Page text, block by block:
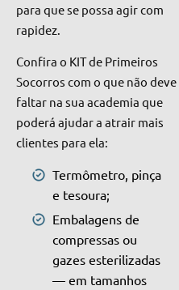
para que se possa agir com
rapidez.
Confira o KIT de Primeiros
Socorros com o que não deve
faltar na sua academia que
poderá ajudar a atrair mais
clientes para ela:
Termômetro, pinça
e tesoura;
Embalagens de
compressas ou
gazes esterilizadas
— em tamanhos